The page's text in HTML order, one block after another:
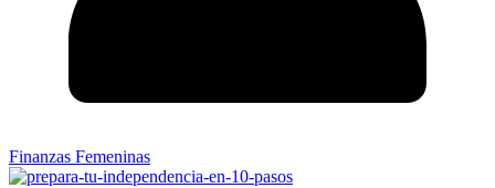
Finanzas Femeninas